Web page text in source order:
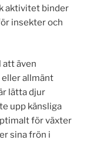
aktivitet binder
insekter och
att även
eller allmänt
lätta djur
upp känsliga
för växter
sina frön i